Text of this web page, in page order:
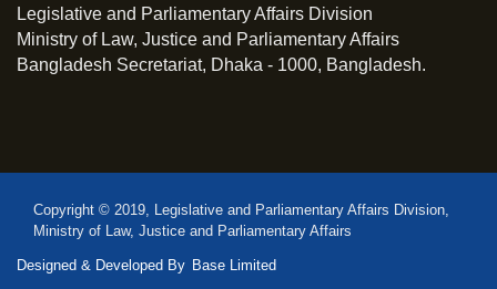
Legislative and Parliamentary Affairs Division
Ministry of Law, Justice and Parliamentary Affairs
Bangladesh Secretariat, Dhaka - 1000, Bangladesh.
Copyright © 2019, Legislative and Parliamentary Affairs Division,
Ministry of Law, Justice and Parliamentary Affairs
Designed & Developed By Base Limited